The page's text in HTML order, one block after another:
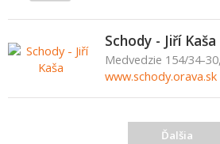
Schody - Jiří Kaša
Medvedzie 154/34-
www.schody.orava.sk
Ďalšia